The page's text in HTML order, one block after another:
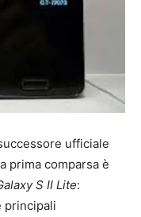
ufficiale
prima comparsa è
S II Lite:
principali